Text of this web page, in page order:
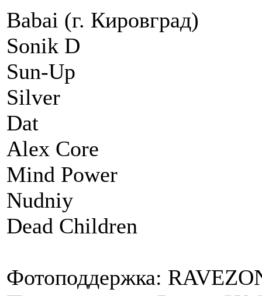
Babai (г. Кировград)
Sonik D
Sun-Up
Silver
Dat
Alex Core
Mind Power
Nudniy
Dead Children
Фотоподдержка: